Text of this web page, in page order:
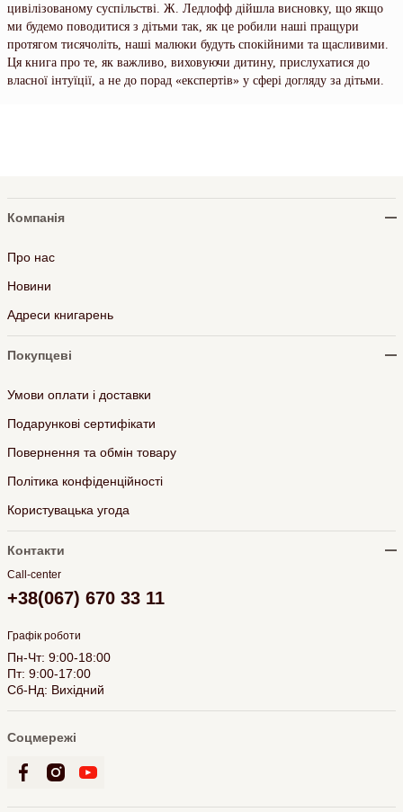
цивілізованому суспільстві. Ж. Ледлофф дійшла висновку, що якщо
ми будемо поводитися з дітьми так, як це робили наші пращури
протягом тисячоліть, наші малюки будуть спокійними та щасливими.
Ця книга про те, як важливо, виховуючи дитину, прислухатися до
власної інтуїції, а не до порад «експертів» у сфері догляду за дітьми.
Компанія
Про нас
Новини
Адреси книгарень
Покупцеві
Умови оплати і доставки
Подарункові сертифікати
Повернення та обмін товару
Політика конфіденційності
Користувацька угода
Контакти
Call-center
+38(067) 670 33 11
Графік роботи
Пн-Чт: 9:00-18:00
Пт: 9:00-17:00
Сб-Нд: Вихідний
Соцмережі